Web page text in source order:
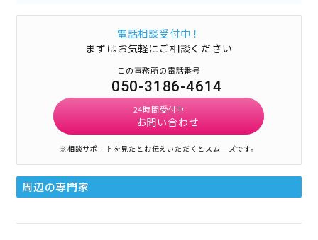
電話相談受付中！
まずはお気軽にご相談ください
この事務所の電話番号
050-3186-4614
24時間受付中
お問い合わせ
※相談サポートを見たとお伝えいただくとスムーズです。
周辺の専門家